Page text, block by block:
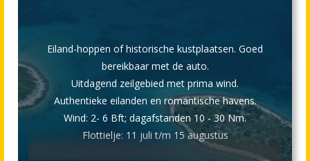
Eiland-hoppen of historische kustplaatsen. Goed
bereikbaar met de auto.
Uitdagend zeilgebied met prima wind.
Authentieke eilanden en romantische havens.
Wind: 2- 6 Bft; dagafstanden 10 - 30 Nm.
Flottielje: 11 juli t/m 15 augustus